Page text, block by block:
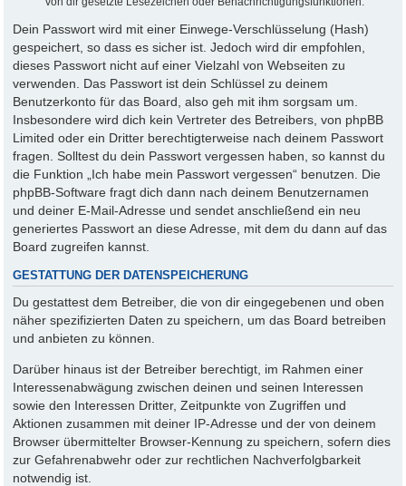
Dein Passwort wird mit einer Einwege-Verschlüsselung (Hash)
gespeichert, so dass es sicher ist. Jedoch wird dir empfohlen,
dieses Passwort nicht auf einer Vielzahl von Webseiten zu
verwenden. Das Passwort ist dein Schlüssel zu deinem
Benutzerkonto für das Board, also geh mit ihm sorgsam um.
Insbesondere wird dich kein Vertreter des Betreibers, von phpBB
Limited oder ein Dritter berechtigterweise nach deinem Passwort
fragen. Solltest du dein Passwort vergessen haben, so kannst du
die Funktion „Ich habe mein Passwort vergessen“ benutzen. Die
phpBB-Software fragt dich dann nach deinem Benutzernamen
und deiner E-Mail-Adresse und sendet anschließend ein neu
generiertes Passwort an diese Adresse, mit dem du dann auf das
Board zugreifen kannst.
GESTATTUNG DER DATENSPEICHERUNG
Du gestattest dem Betreiber, die von dir eingegebenen und oben
näher spezifizierten Daten zu speichern, um das Board betreiben
und anbieten zu können.
Darüber hinaus ist der Betreiber berechtigt, im Rahmen einer
Interessenabwägung zwischen deinen und seinen Interessen
sowie den Interessen Dritter, Zeitpunkte von Zugriffen und
Aktionen zusammen mit deiner IP-Adresse und der von deinem
Browser übermittelter Browser-Kennung zu speichern, sofern dies
zur Gefahrenabwehr oder zur rechtlichen Nachverfolgbarkeit
notwendig ist.